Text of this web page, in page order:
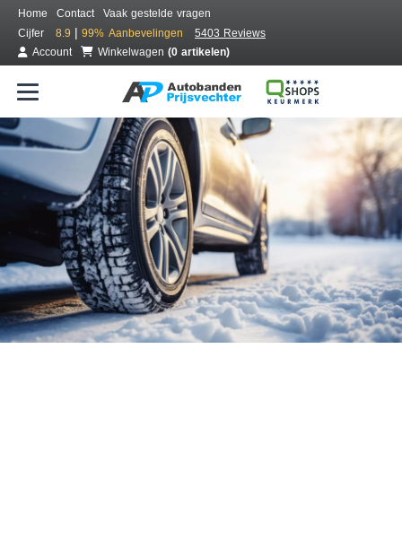
Home Contact
Vaak gestelde vragen
Cijfer
8.9 | 99% Aanbevelingen
5403 Reviews
Account
Winkelwagen (0 artikelen)
Bestel voordelig winterbanden
Gratis bezorgd of montage bij jou in de buurt
Seizoen:
Merken: